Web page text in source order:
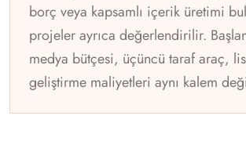
borç veya kapsamlı içerik üretimi
projeler ayrıca değerlendirilir.
medya bütçesi, üçüncü taraf araç,
geliştirme maliyetleri aynı kalem